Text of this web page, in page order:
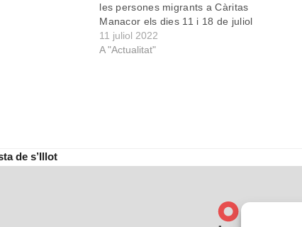
les persones migrants a Càritas
Manacor els dies 11 i 18 de juliol
11 juliol 2022
A "Actualitat"
de s’Illot